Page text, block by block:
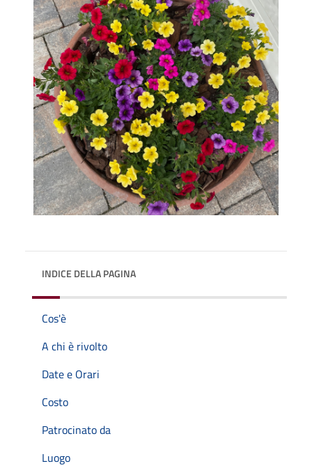
INDICE DELLA PAGINA
Cos'è
A chi è rivolto
Date e Orari
Costo
Patrocinato da
Luogo